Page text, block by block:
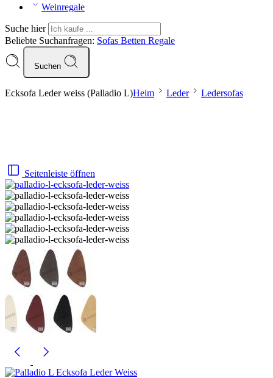
Weinregale
Suche hier
Beliebte Suchanfragen: Sofas Betten Regale
Suchen
Ecksofa Leder weiss (Palladio L)Heim Leder Ledersofas
Seitenleiste öffnen